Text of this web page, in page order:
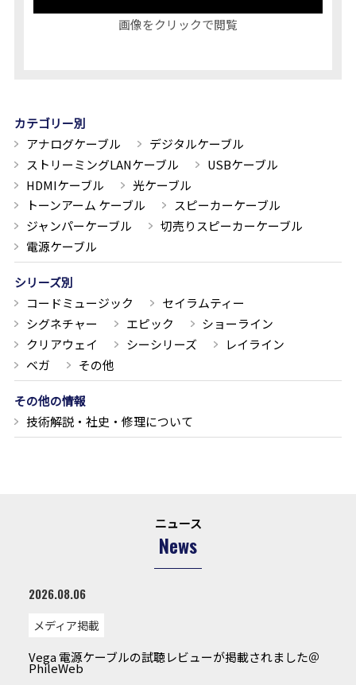
画像をクリックで閲覧
カテゴリー別
アナログケーブル
デジタルケーブル
ストリーミングLANケーブル
USBケーブル
HDMIケーブル
光ケーブル
トーンアーム ケーブル
スピーカーケーブル
ジャンパーケーブル
切売りスピーカーケーブル
電源ケーブル
シリーズ別
コードミュージック
セイラムティー
シグネチャー
エピック
ショーライン
クリアウェイ
シーシリーズ
レイライン
ベガ
その他
その他の情報
技術解説・社史・修理について
ニュース
News
2026.08.06
メディア掲載
Vega 電源ケーブルの試聴レビューが掲載されました＠
PhileWeb